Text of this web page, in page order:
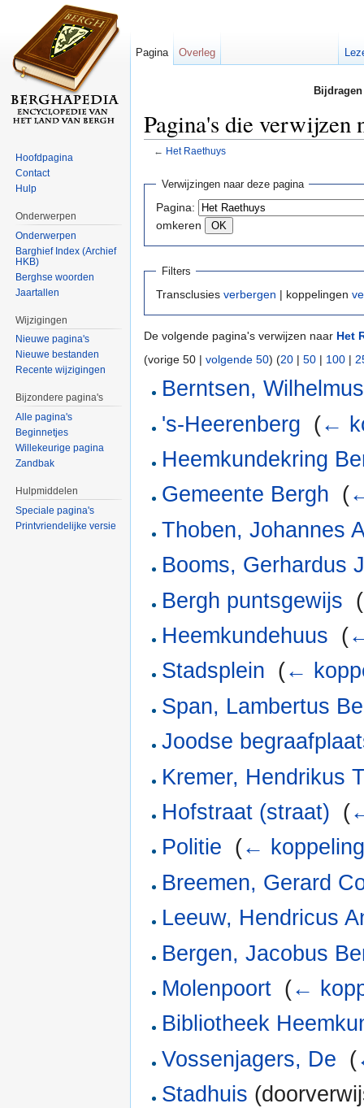
Pagina's die verwijzen
← Het Raethuys
Verwijzingen naar deze pagina
Pagina:
omkeren
Filters
Transclusies verbergen | koppelingen
De volgende pagina's verwijzen naar Het
(vorige 50 | volgende 50) (20 | 50 | 100 |
Berntsen,
's-Heerenberg (←
Heemkundekring
Gemeente Bergh (
Thoben, Johannes
Booms, Gerhardus
Bergh puntsgewijs (
Heemkundehuus (
Stadsplein (←
Span, Lambertus
Joodse
Kremer, Hendrikus
Hofstraat (straat) (
Politie (←
Breemen, Gerard
Leeuw, Hendricus
Bergen, Jacobus
Molenpoort (←
Bibliotheek
Vossenjagers, De (
Stadhuis
Pagina Overleg
Hoofdpagina
Contact
Hulp
Onderwerpen
Onderwerpen
Barghief Index (Archief
HKB)
Berghse woorden
Jaartallen
Wijzigingen
Nieuwe pagina's
Nieuwe bestanden
Recente wijzigingen
Bijzondere pagina's
Alle pagina's
Beginnetjes
Willekeurige pagina
Zandbak
Hulpmiddelen
Speciale pagina's
Printvriendelijke versie